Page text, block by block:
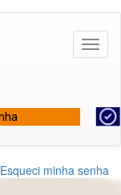
Esqueci minha senha